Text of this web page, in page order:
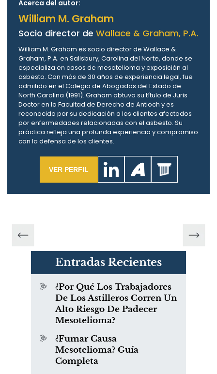
Acerca del autor:
William M. Graham
Socio director de Wallace & Graham, P.A.
William M. Graham es socio director de Wallace &
Graham, P.A. en Salisbury, Carolina del Norte, donde se
especializa en casos de mesotelioma y exposición al
asbesto. Con más de 30 años de experiencia legal, fue
admitido en el Colegio de Abogados del Estado de
North Carolina (1991). Graham obtuvo su título de Juris
Doctor en la Facultad de Derecho de Antioch y es
reconocido por su dedicación a los clientes afectados
por enfermedades relacionadas con el asbesto. Su
práctica refleja una profunda experiencia y compromiso
con la defensa de los clientes.
VER PERFIL
Entradas Recientes
¿Por Qué Los Trabajadores
De Los Astilleros Corren Un
Alto Riesgo De Padecer
Mesotelioma?
¿Fumar Causa
Mesotelioma? Guía
Completa